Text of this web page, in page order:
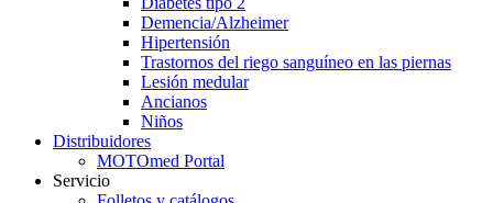
Demencia/Alzheimer
Hipertensión
Trastornos del riego sanguíneo en las piernas
Lesión medular
Ancianos
Niños
Distribuidores
MOTOmed Portal
Servicio